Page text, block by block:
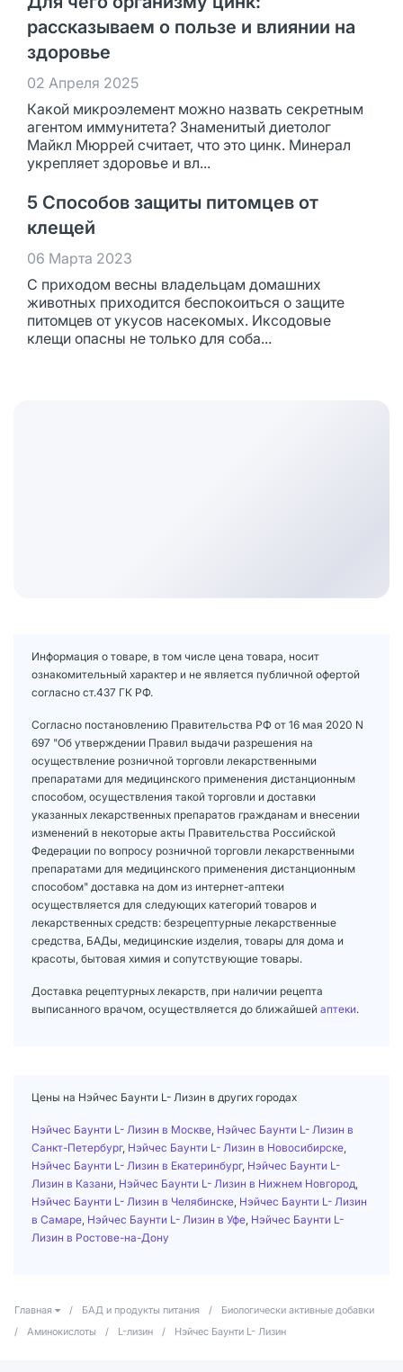
рассказываем о пользе и влиянии на
здоровье
02 Апреля 2025
Какой микроэлемент можно назвать секретным
агентом иммунитета? Знаменитый диетолог
Майкл Мюррей считает, что это цинк. Минерал
укрепляет здоровье и вл...
5 Способов защиты питомцев от
клещей
06 Марта 2023
С приходом весны владельцам домашних
животных приходится беспокоиться о защите
питомцев от укусов насекомых. Иксодовые
клещи опасны не только для соба...
Информация о товаре, в том числе цена товара, носит
ознакомительный характер и не является публичной офертой
согласно ст.437 ГК РФ.
Согласно постановлению Правительства РФ от 16 мая 2020 N
697 "Об утверждении Правил выдачи разрешения на
осуществление розничной торговли лекарственными
препаратами для медицинского применения дистанционным
способом, осуществления такой торговли и доставки
указанных лекарственных препаратов гражданам и внесении
изменений в некоторые акты Правительства Российской
Федерации по вопросу розничной торговли лекарственными
препаратами для медицинского применения дистанционным
способом" доставка на дом из интернет-аптеки
осуществляется для следующих категорий товаров и
лекарственных средств: безрецептурные лекарственные
средства, БАДы, медицинские изделия, товары для дома и
красоты, бытовая химия и сопутствующие товары.
Доставка рецептурных лекарств, при наличии рецепта
выписанного врачом, осуществляется до ближайшей аптеки.
Цены на Нэйчес Баунти L- Лизин в других городах
Нэйчес Баунти L- Лизин в Москве Нэйчес Баунти L- Лизин в
Санкт-Петербург, Нэйчес Баунти L- Лизин в Новосибирске
Нэйчес Баунти L- Лизин в Екатеринбург, Нэйчес Баунти L-
Лизин в Казани Нэйчес Баунти L- Лизин в Нижнем Новгород
Нэйчес Баунти L- Лизин в Челябинске Нэйчес Баунти L- Лизин
в Самаре Нэйчес Баунти L- Лизин в Уфе Нэйчес Баунти L-
Лизин в Ростове-на-Дону
Главная / БАД и продукты питания /
Биологически активные добавки
/
Аминокислоты / L-лизин / Нэйчес Баунти L- Лизин